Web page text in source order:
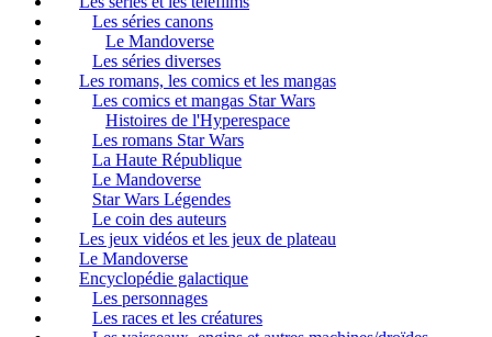
Les séries canons
Le Mandoverse
Les séries diverses
Les romans, les comics et les mangas
Les comics et mangas Star Wars
Histoires de l'Hyperespace
Les romans Star Wars
La Haute République
Le Mandoverse
Star Wars Légendes
Le coin des auteurs
Les jeux vidéos et les jeux de plateau
Le Mandoverse
Encyclopédie galactique
Les personnages
Les races et les créatures